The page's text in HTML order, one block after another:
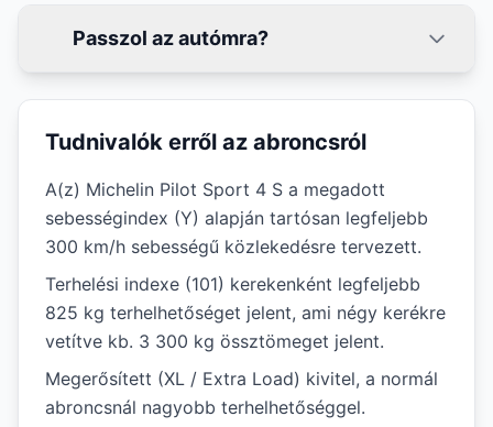
Passzol az autómra?
Tudnivalók erről az abroncsról
A(z) Michelin Pilot Sport 4 S a megadott
sebességindex (Y) alapján tartósan legfeljebb
300 km/h sebességű közlekedésre tervezett.
Terhelési indexe (101) kerekenként legfeljebb
825 kg terhelhetőséget jelent, ami négy kerékre
vetítve kb. 3 300 kg össztömeget jelent.
Megerősített (XL / Extra Load) kivitel, a normál
abroncsnál nagyobb terhelhetőséggel.